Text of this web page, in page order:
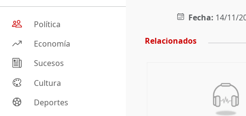
Política
Economía
Sucesos
Cultura
Deportes
Fecha: 14/11/
Relacionados